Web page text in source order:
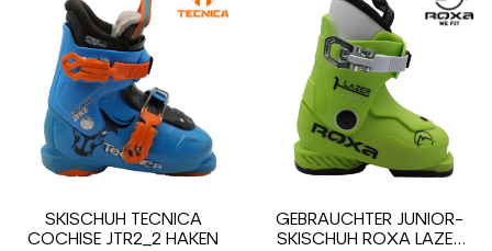
SKISCHUH TECNICA
COCHISE JTR2_2 HAKEN
GEBRAUCHTER JUNIOR-
SKISCHUH ROXA LAZER